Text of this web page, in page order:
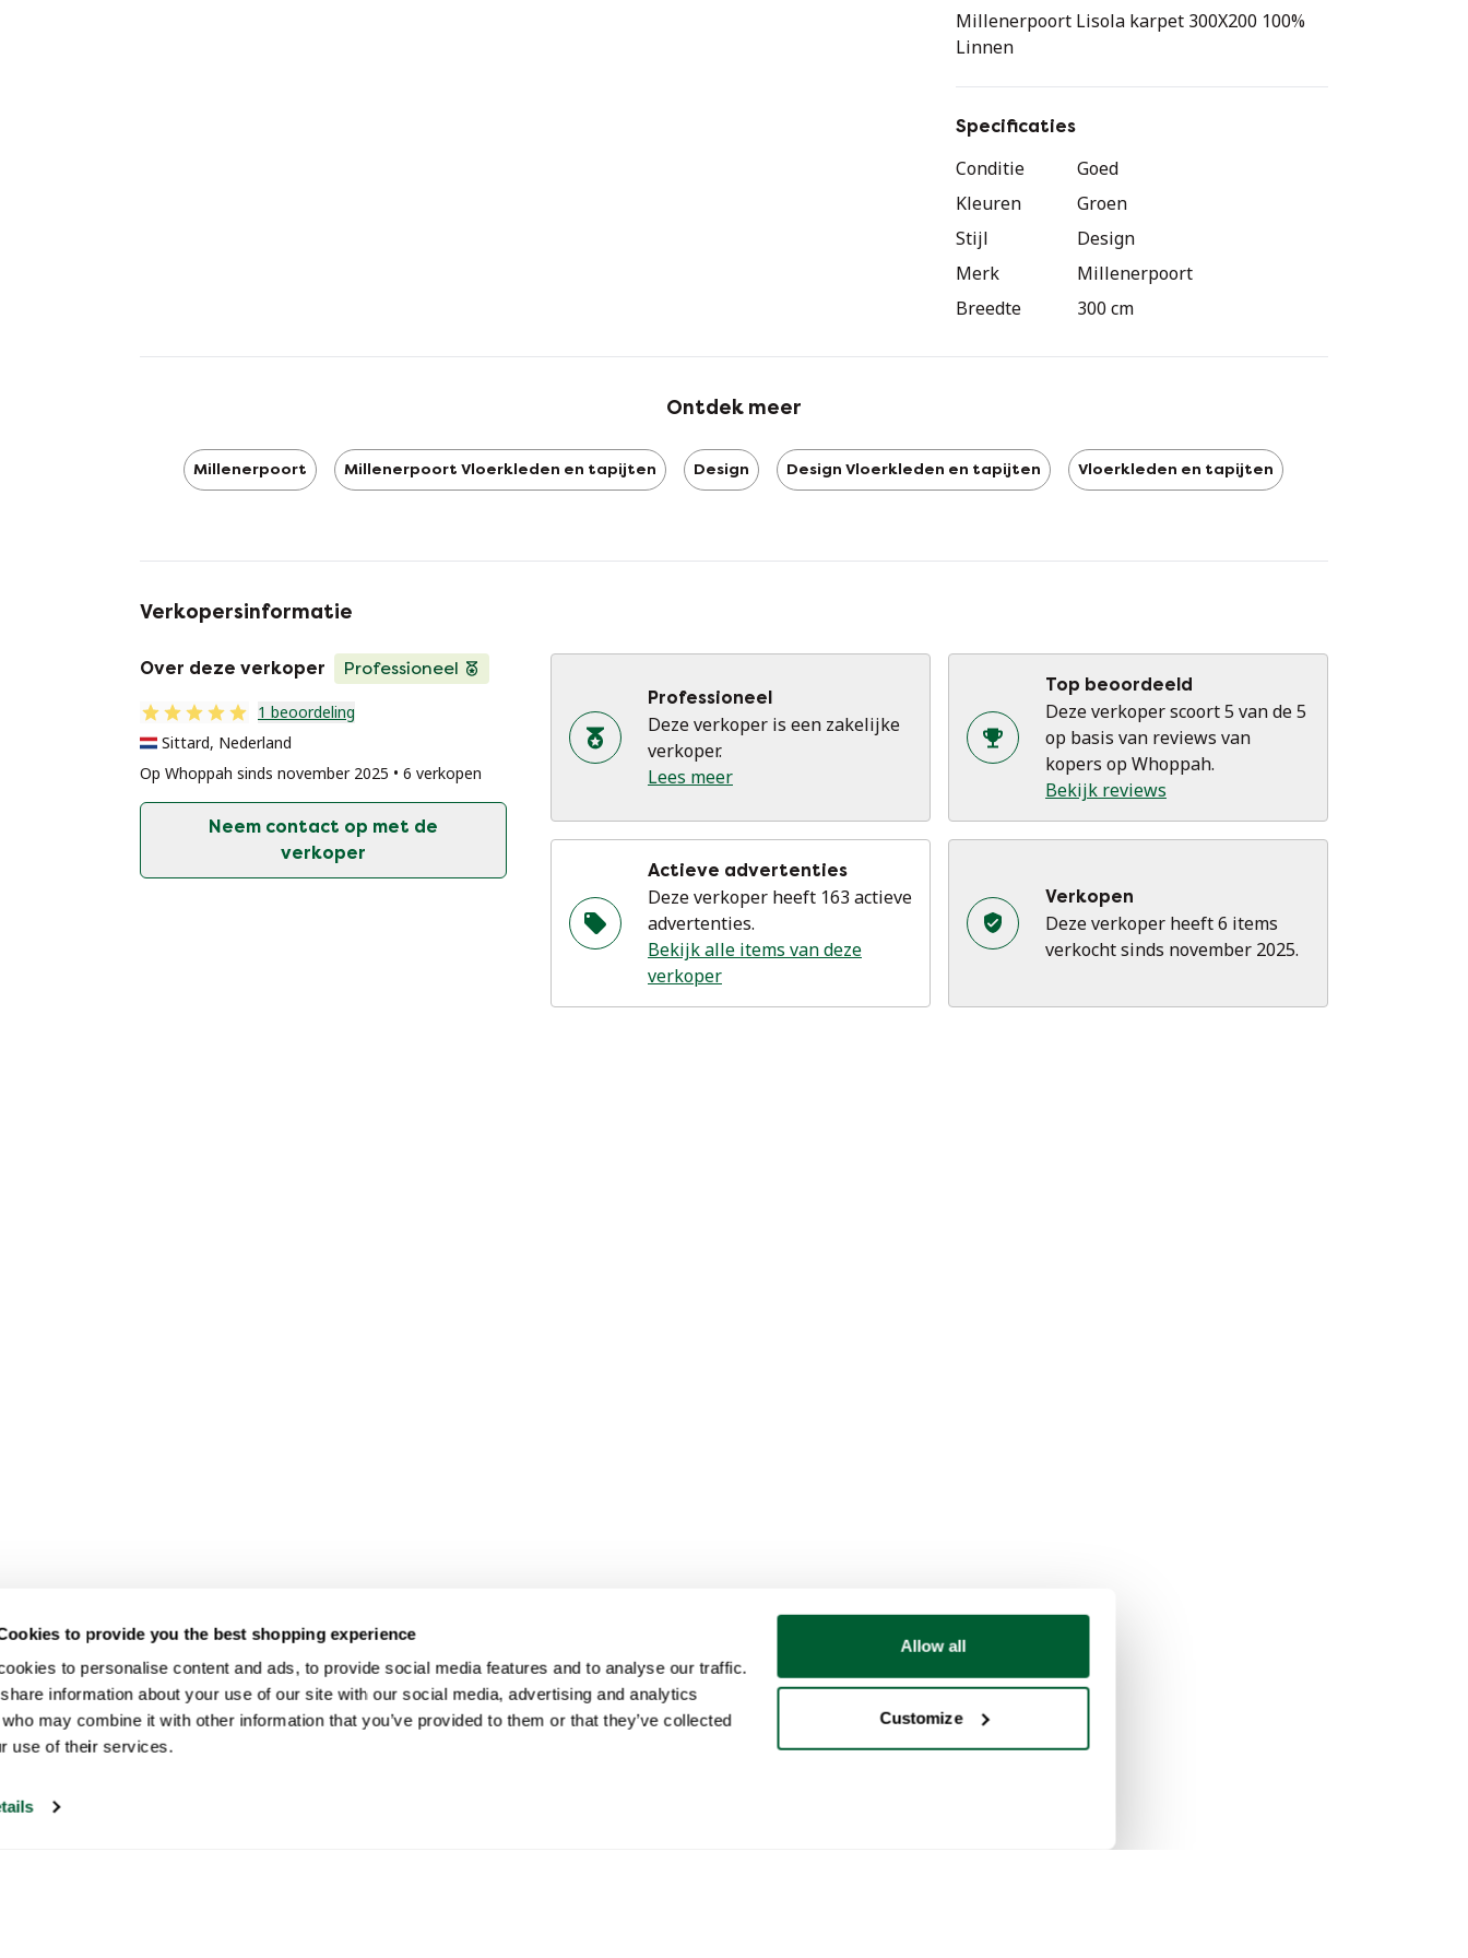
to provide you the best shopping experience
to personalise content and ads, to provide social media features and to analyse our traffic.
information about your use of our site with our social media, advertising and analytics
may combine it with other information that you’ve provided to them or that they’ve collected
use of their services.
Allow all
Customize
Millenerpoort Lisola karpet 300X200 100%
Linnen
Specificaties
Conditie
Goed
Kleuren
Groen
Stijl
Design
Merk
Millenerpoort
Breedte
300 cm
Ontdek meer
Millenerpoort Millenerpoort Vloerkleden en tapijten Design Design Vloerkleden en tapijten Vloerkleden en tapijten
Verkopersinformatie
Over deze verkoper Professioneel
1 beoordeling
Sittard, Nederland
Op Whoppah sinds november 2025 • 6 verkopen
Neem contact op met de
verkoper
Professioneel
Deze verkoper is een zakelijke
verkoper.
Lees meer
Top beoordeeld
Deze verkoper scoort 5 van de 5
op basis van reviews van
kopers op Whoppah.
Bekijk reviews
Actieve advertenties
Deze verkoper heeft 163 actieve
advertenties.
Bekijk alle items van deze
verkoper
Verkopen
Deze verkoper heeft 6 items
verkocht sinds november 2025.